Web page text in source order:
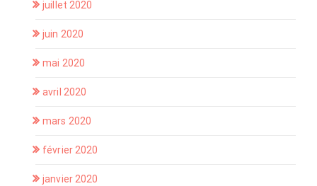
juillet 2020
juin 2020
mai 2020
avril 2020
mars 2020
février 2020
janvier 2020